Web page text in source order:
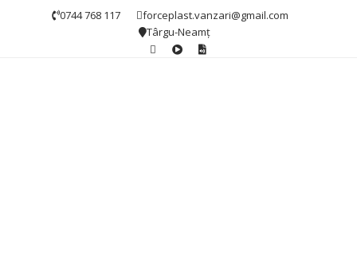
0744 768 117
forceplast.vanzari@gmail.com
Târgu-Neamț